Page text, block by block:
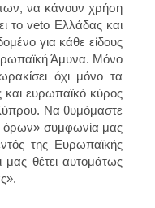
να κάνουν χρήση
το veto Ελλάδας και
για κάθε είδους
Άμυνα. Μόνο
όχι μόνο τα
και ευρωπαϊκό κύρος
Να θυμόμαστε
όρων» συμφωνία μας
της Ευρωπαϊκής
μας θέτει αυτομάτως